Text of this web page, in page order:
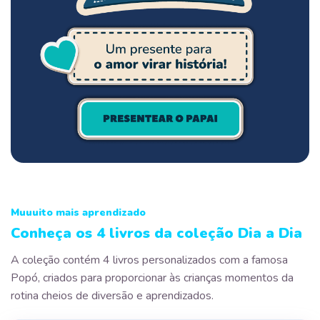
Muuuito mais aprendizado
Conheça os 4 livros da coleção Dia a Dia
A coleção contém 4 livros personalizados com a famosa
Popó, criados para proporcionar às crianças momentos da
rotina cheios de diversão e aprendizados.